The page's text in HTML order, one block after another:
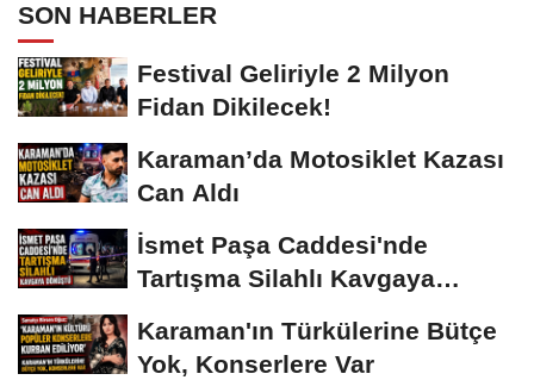
SON HABERLER
Festival Geliriyle 2 Milyon
Fidan Dikilecek!
Karaman’da Motosiklet Kazası
Can Aldı
İsmet Paşa Caddesi'nde
Tartışma Silahlı Kavgaya
Karaman'ın Türkülerine Bütçe
Yok, Konserlere Var